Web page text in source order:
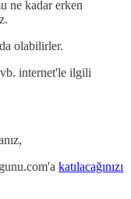
ne kadar erken
olabilirler.
internet'le ilgili
katılacağınızı